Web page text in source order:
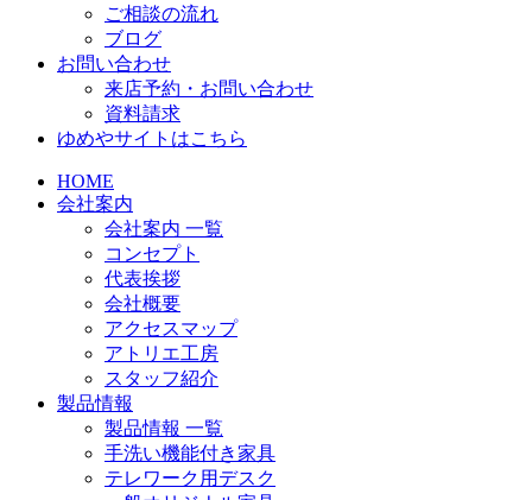
ご相談の流れ
ブログ
お問い合わせ
来店予約・お問い合わせ
資料請求
ゆめやサイトはこちら
HOME
会社案内
会社案内 一覧
コンセプト
代表挨拶
会社概要
アクセスマップ
アトリエ工房
スタッフ紹介
製品情報
製品情報 一覧
手洗い機能付き家具
テレワーク用デスク